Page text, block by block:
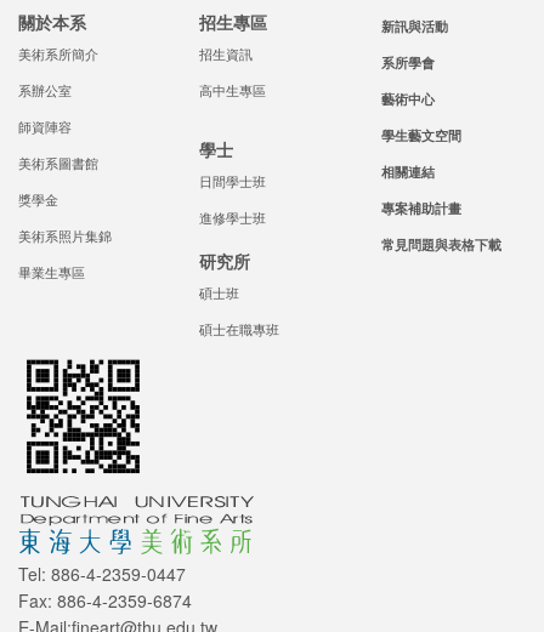
關於本系
美術系所簡介
系辦公室
師資陣容
美術系圖書館
獎學金
美術系照片集錦
畢業生專區
招生專區
招生資訊
高中生專區
學士
日間學士班
進修學士班
研究所
碩士班
碩士在職專班
新訊與活動
系所學會
藝術中心
學生藝文空間
相關連結
專案補助計畫
常見問題與表格下載
Tel: 886-4-2359-0447
Fax: 886-4-2359-6874
E-Mail:fineart@thu.edu.tw